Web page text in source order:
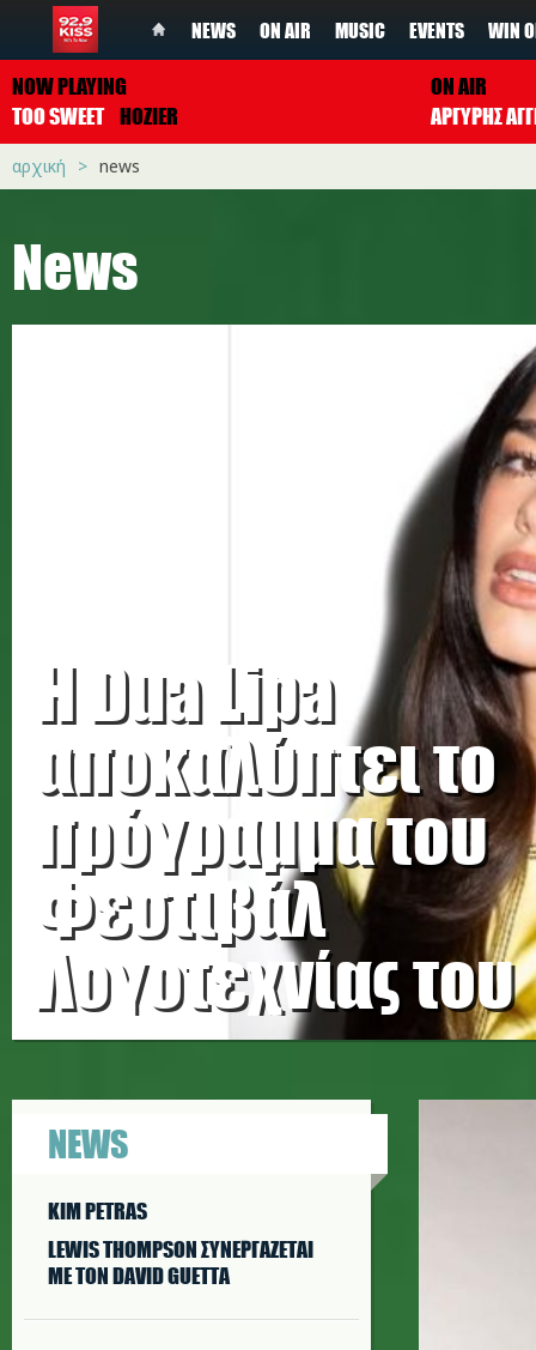
NEWS ON AIR MUSIC EVENTS WIN
NOW PLAYING
TOO SWEET HOZIER
ON AIR
ΑΡΓΥΡΗΣ
αρχική news
News
Η Dua Lipa
αποκαλύπτει το
πρόγραμμα του
Φεστιβάλ
Λογοτεχνίας του
Λονδίνου
NEWS
KIM PETRAS
LEWIS THOMPSON ΣΥΝΕΡΓAΖΕΤΑΙ
ΜΕ ΤΟΝ DAVID GUETTA